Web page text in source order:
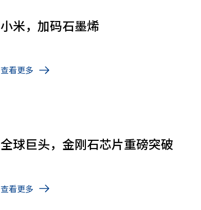
小米，加码石墨烯
查看更多
全球巨头，金刚石芯片重磅突破
查看更多